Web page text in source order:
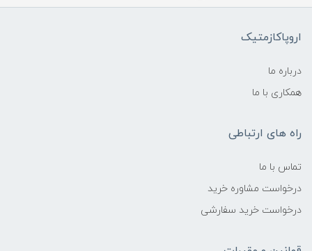
اروپاکازمتیک
درباره ما
همکاری با ما
راه های ارتباطی
تماس با ما
درخواست مشاوره خرید
درخواست خرید سفارشی